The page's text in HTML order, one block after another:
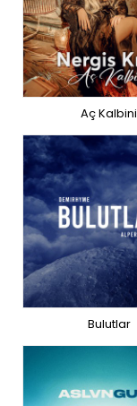
Aç Kalbini
Bulutlar